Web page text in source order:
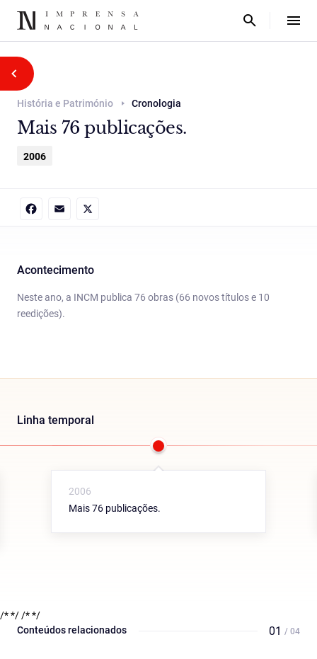
História e Património Cronologia
Mais 76 publicações.
2006
Acontecimento
Neste ano, a INCM publica 76 obras (66 novos títulos e 10
reedições).
Linha temporal
2006
Mais 76 publicações.
/* *//* */
Conteúdos relacionados
01 / 04